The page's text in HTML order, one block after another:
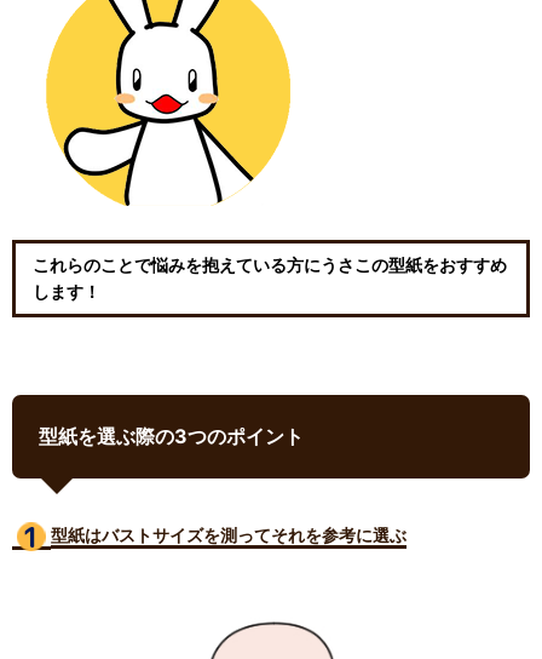
これらのことで悩みを抱えている方にうさこの型紙をおすすめ
します！
型紙を選ぶ際の3つのポイント
型紙はバストサイズを測ってそれを参考に選ぶ